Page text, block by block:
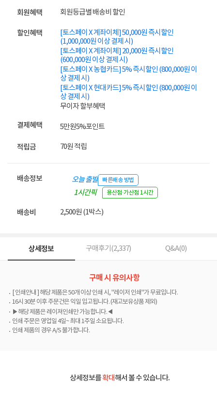
회원혜택 회원등급별 배송비 할인
할인혜택
[토스페이 X 계좌이체] 50,000원 즉시할인
(1,000,000원 이상 결제 시)
[토스페이 X 계좌이체] 20,000원 즉시할인
(600,000원 이상 결제 시)
[토스페이 X 농협카드] 5% 즉시할인 (800,000원 이
상 결제 시)
[토스페이 X 현대카드] 5% 즉시할인 (800,000원 이
상 결제 시)
무이자 할부혜택
결제혜택 5만원5%포인트
적립금 70원 적립
배송정보 오늘 출발 빠른배송 방법
1시간픽
용산점·가산점 1시간
배송비 2,500원 (1박스)
상세정보 구매후기(2,337) Q&A(0)
구매 시 유의사항
[ 인쇄안내 ] 해당 제품은 50개 이상 인쇄 시, "레이저 인쇄"가 무료입니다.
16시 30분 이후 주문건은 익일 입고됩니다. (재고보유상품 제외)
▶해당 제품은 레이져인쇄만 가능합니다.◀
인쇄 주문은 영업일 4일~ 최대 1주일 소요됩니다.
인쇄 제품의 경우 A/S 불가합니다.
상세정보를확대해서 볼 수 있습니다.